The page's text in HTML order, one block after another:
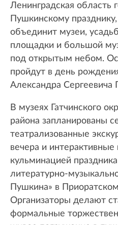
Ленинградская область
Пушкинскому
объединит музеи,
площадки и большой
под открытым небом.
пройдут в день
Александра Сергеевича
В музеях Гатчинского
района запланированы
театрализованные
вечера и интерактивные
кульминацией
литературно-
Пушкина» в
Организаторы делают
формальные